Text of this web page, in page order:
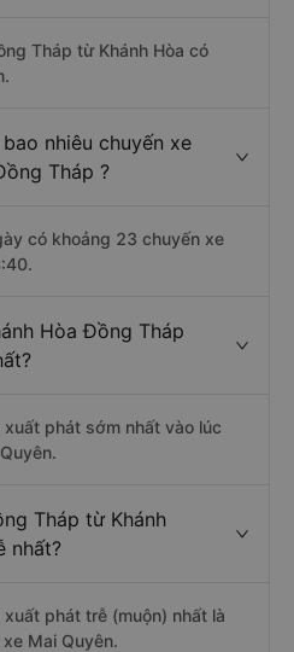
Tháp từ Khánh Hòa có
nhiêu chuyến xe
Tháp ?
có khoảng 23 chuyến xe
Hòa Đồng Tháp
phát sớm nhất vào lúc
Tháp từ Khánh
nhất?
phát trễ (muộn) nhất là
Mai Quyên.